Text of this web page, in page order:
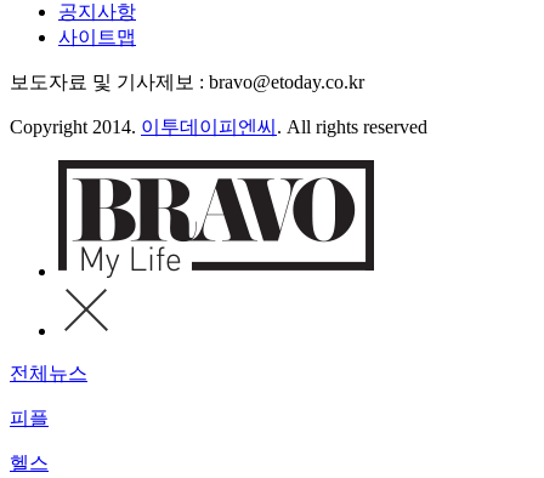
공지사항
사이트맵
보도자료 및 기사제보 : bravo@etoday.co.kr
Copyright 2014. 이투데이피엔씨 . All rights reserved
전체뉴스
피플
헬스